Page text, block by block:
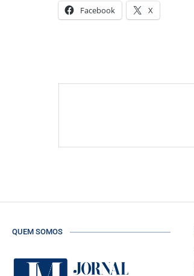
Facebook X
QUEM SOMOS